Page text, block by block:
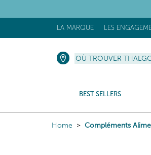
LA MARQUE LES
OÙ TROUVER
BEST SELLERS
Home Compléments